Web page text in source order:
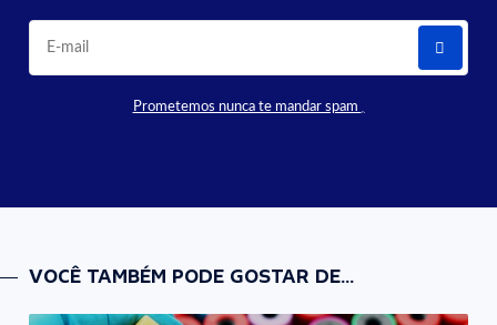
Prometemos nunca te mandar spam
VOCÊ TAMBÉM PODE GOSTAR DE...